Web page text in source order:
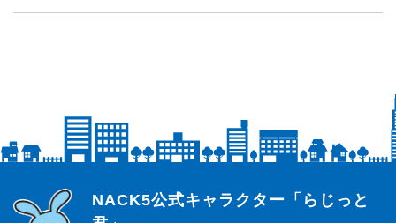
らじっと君
NACK5公式キャラクター「らじっと